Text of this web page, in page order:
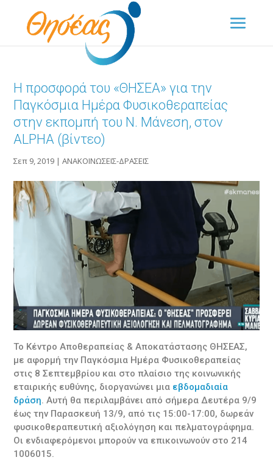
Η προσφορά του «ΘΗΣΕΑ» για την
Παγκόσμια Ημέρα Φυσικοθεραπείας
στην εκπομπή του Ν. Μάνεση, στον
ALPHA (βίντεο)
Σεπ 9, 2019 |ΑΝΑΚΟΙΝΩΣΕΙΣ-ΔΡΑΣΕΙΣ
Το Κέντρο Αποθεραπείας & Αποκατάστασης ΘΗΣΕΑΣ,
με αφορμή την Παγκόσμια Ημέρα Φυσικοθεραπείας
στις 8 Σεπτεμβρίου και στο πλαίσιο της κοινωνικής
εταιρικής ευθύνης, διοργανώνει μια εβδομαδιαία
δράση. Αυτή θα περιλαμβάνει από σήμερα Δευτέρα 9/9
έως την Παρασκευή 13/9, από τις 15:00-17:00, δωρεάν
φυσικοθεραπευτική αξιολόγηση και πελματογράφημα.
Οι ενδιαφερόμενοι μπορούν να επικοινωνούν στο 214
1006015.